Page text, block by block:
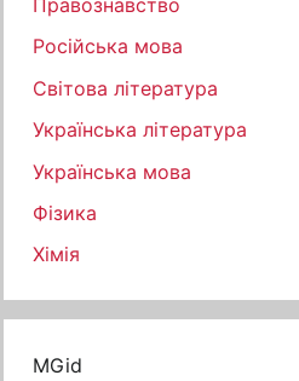
Правознавство
Російська мова
Світова література
Українська література
Українська мова
Фізика
Хімія
MGid